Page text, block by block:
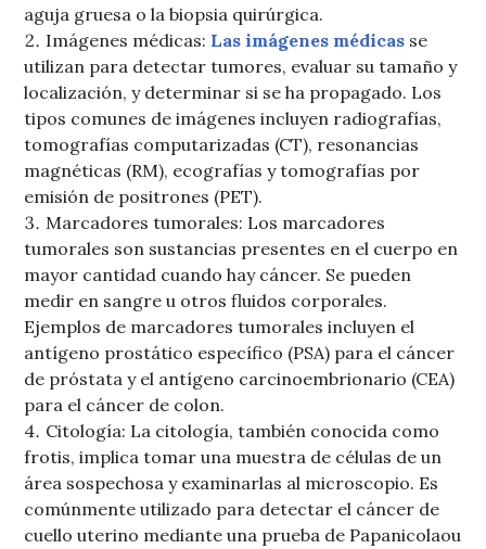
aguja gruesa o la biopsia quirúrgica.
Imágenes médicas: Las imágenes médicas se
utilizan para detectar tumores, evaluar su tamaño y
localización, y determinar si se ha propagado. Los
tipos comunes de imágenes incluyen radiografías,
tomografías computarizadas (CT), resonancias
magnéticas (RM), ecografías y tomografías por
emisión de positrones (PET).
Marcadores tumorales: Los marcadores
tumorales son sustancias presentes en el cuerpo en
mayor cantidad cuando hay cáncer. Se pueden
medir en sangre u otros fluidos corporales.
Ejemplos de marcadores tumorales incluyen el
antígeno prostático específico (PSA) para el cáncer
de próstata y el antígeno carcinoembrionario (CEA)
para el cáncer de colon.
Citología: La citología, también conocida como
frotis, implica tomar una muestra de células de un
área sospechosa y examinarlas al microscopio. Es
comúnmente utilizado para detectar el cáncer de
cuello uterino mediante una prueba de Papanicolaou